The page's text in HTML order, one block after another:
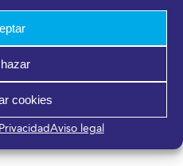
cookies
Aviso legal
de la marca
‘Sabor a
Litoral, Gran Senda
Ambiente, Turismo
. Ecovalia actúa como
Eventos del
de Estudios del